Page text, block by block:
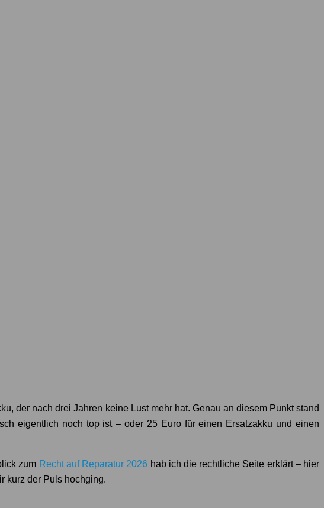
der nach drei Jahren keine Lust mehr hat. Genau an diesem Punkt stand
eigentlich noch top ist – oder 25 Euro für einen Ersatzakku und einen
zum Recht auf Reparatur 2026 hab ich die rechtliche Seite erklärt – hier
kurz der Puls hochging.